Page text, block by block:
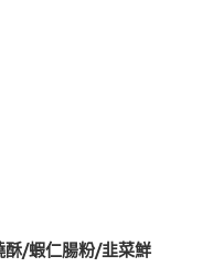
酥/蝦仁腸粉/韭菜鮮